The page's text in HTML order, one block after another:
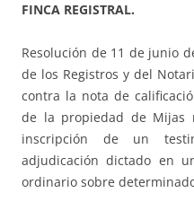
FINCA REGISTRAL.
Resolución de 11 de junio
de los Registros y del
contra la nota de
de la propiedad de Mijas
inscripción de un
adjudicación dictado en
ordinario sobre